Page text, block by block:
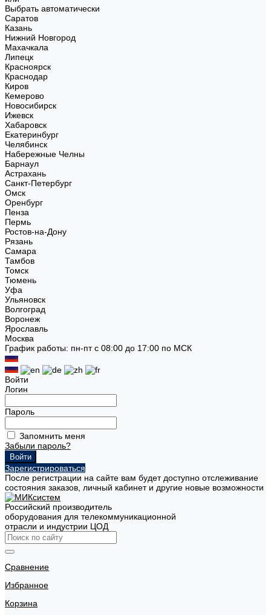
Выбрать автоматически
Саратов
Казань
Нижний Новгород
Махачкала
Липецк
Красноярск
Краснодар
Киров
Кемерово
Новосибирск
Ижевск
Хабаровск
Екатеринбург
Челябинск
Набережные Челны
Барнаул
Астрахань
Санкт-Петербург
Омск
Оренбург
Пенза
Пермь
Ростов-на-Дону
Рязань
Самара
Тамбов
Томск
Тюмень
Уфа
Ульяновск
Волгоград
Воронеж
Ярославль
Москва
График работы: пн-пт с 08:00 до 17:00 по МСК
Войти
Логин
Пароль
Запомнить меня
Забыли пароль?
Зарегистрироваться
После регистрации на сайте вам будет доступно отслеживание
состояния заказов, личный кабинет и другие новые возможности
Российский производитель
оборудования для телекоммуникационной
отрасли и индустрии ЦОД
Сравнение
Избранное
Корзина